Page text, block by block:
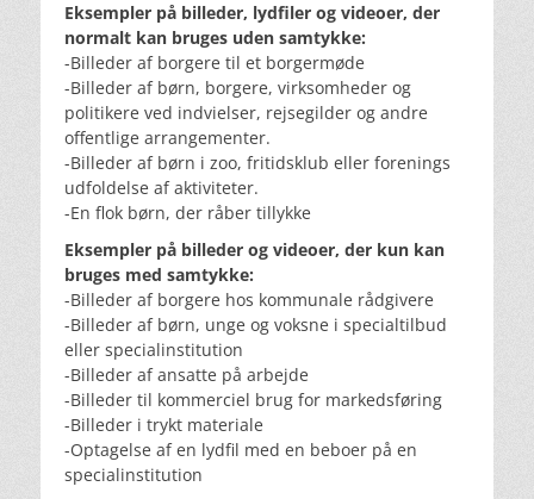
Eksempler på billeder, lydfiler og videoer, der
normalt kan bruges uden samtykke:
-Billeder af borgere til et borgermøde
-Billeder af børn, borgere, virksomheder og
politikere ved indvielser, rejsegilder og andre
offentlige arrangementer.
-Billeder af børn i zoo, fritidsklub eller forenings
udfoldelse af aktiviteter.
-En flok børn, der råber tillykke
Eksempler på billeder og videoer, der kun kan
bruges med samtykke:
-Billeder af borgere hos kommunale rådgivere
-Billeder af børn, unge og voksne i specialtilbud
eller specialinstitution
-Billeder af ansatte på arbejde
-Billeder til kommerciel brug for markedsføring
-Billeder i trykt materiale
-Optagelse af en lydfil med en beboer på en
specialinstitution